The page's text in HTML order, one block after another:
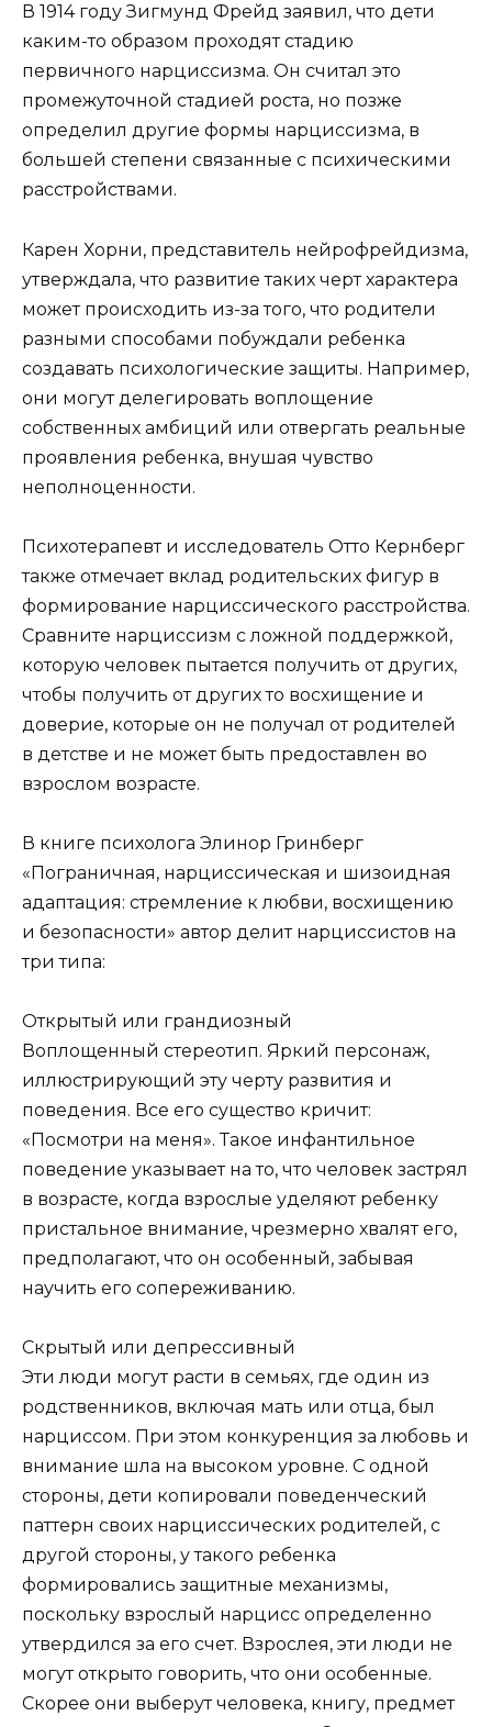
В 1914 году Зигмунд Фрейд заявил, что дети
каким-то образом проходят стадию
первичного нарциссизма. Он считал это
промежуточной стадией роста, но позже
определил другие формы нарциссизма, в
большей степени связанные с психическими
расстройствами.
Карен Хорни, представитель нейрофрейдизма,
утверждала, что развитие таких черт характера
может происходить из-за того, что родители
разными способами побуждали ребенка
создавать психологические защиты. Например,
они могут делегировать воплощение
собственных амбиций или отвергать реальные
проявления ребенка, внушая чувство
неполноценности.
Психотерапевт и исследователь Отто Кернберг
также отмечает вклад родительских фигур в
формирование нарциссического расстройства.
Сравните нарциссизм с ложной поддержкой,
которую человек пытается получить от других,
чтобы получить от других то восхищение и
доверие, которые он не получал от родителей
в детстве и не может быть предоставлен во
взрослом возрасте.
В книге психолога Элинор Гринберг
«Пограничная, нарциссическая и шизоидная
адаптация: стремление к любви, восхищению
и безопасности» автор делит нарциссистов на
три типа:
Открытый или грандиозный
Воплощенный стереотип. Яркий персонаж,
иллюстрирующий эту черту развития и
поведения. Все его существо кричит:
«Посмотри на меня». Такое инфантильное
поведение указывает на то, что человек застрял
в возрасте, когда взрослые уделяют ребенку
пристальное внимание, чрезмерно хвалят его,
предполагают, что он особенный, забывая
научить его сопереживанию.
Скрытый или депрессивный
Эти люди могут расти в семьях, где один из
родственников, включая мать или отца, был
нарциссом. При этом конкуренция за любовь и
внимание шла на высоком уровне. С одной
стороны, дети копировали поведенческий
паттерн своих нарциссических родителей, с
другой стороны, у такого ребенка
формировались защитные механизмы,
поскольку взрослый нарцисс определенно
утвердился за его счет. Взрослея, эти люди не
могут открыто говорить, что они особенные.
Скорее они выберут человека, книгу, предмет